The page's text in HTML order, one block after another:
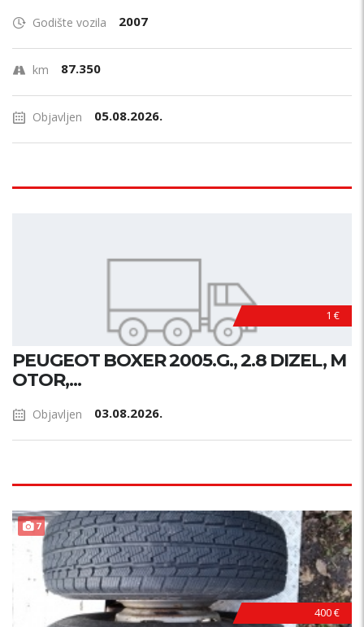
Godište vozila 2007
km 87.350
Objavljen 05.08.2026.
1 €
PEUGEOT BOXER 2005.G., 2.8 DIZEL, M
OTOR,...
Objavljen 03.08.2026.
7
400 €